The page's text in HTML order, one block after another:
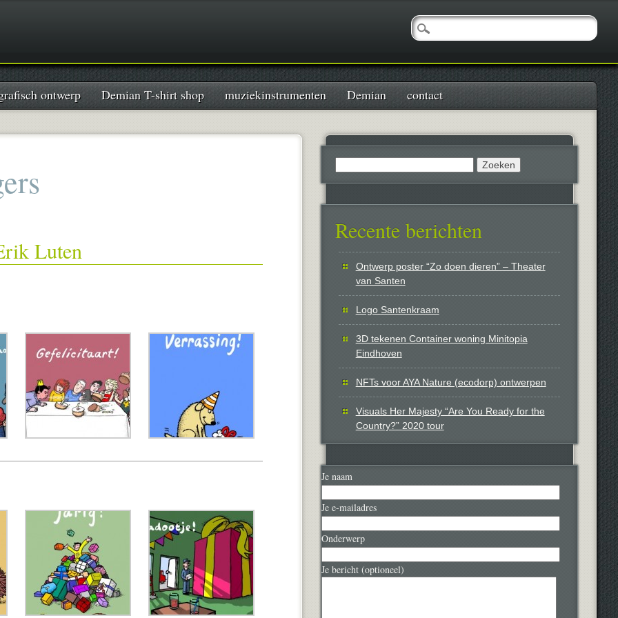
ontwerp Demian T-shirt shop muziekinstrumenten Demian contact
Luten
Recente berichten
Ontwerp poster “Zo doen dieren” – Theater
van Santen
Logo Santenkraam
3D tekenen Container woning Minitopia
Eindhoven
NFTs voor AYA Nature (ecodorp) ontwerpen
Visuals Her Majesty “Are You Ready for the
Country?” 2020 tour
Je naam
Je e-mailadres
Onderwerp
Je bericht (optioneel)